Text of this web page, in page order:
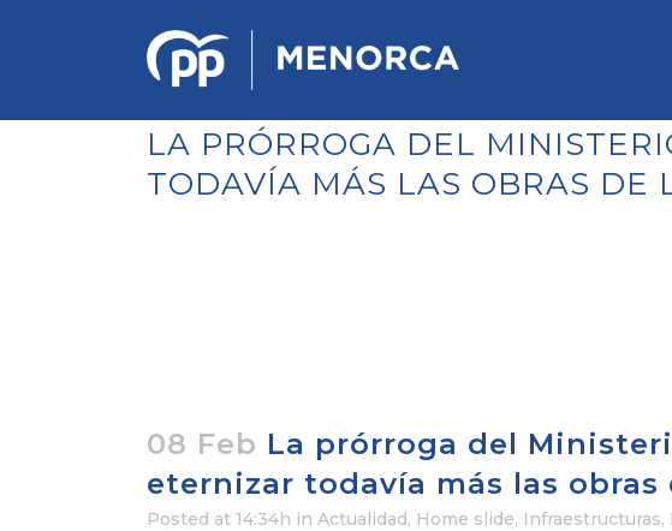
LA PRÓRROGA DEL
TODAVÍA MÁS LAS OBRAS DE
08 Feb La prórroga del
eternizar todavía más las obras
Posted at 14:34h in Actualidad, Home slide, Infraestructuras,